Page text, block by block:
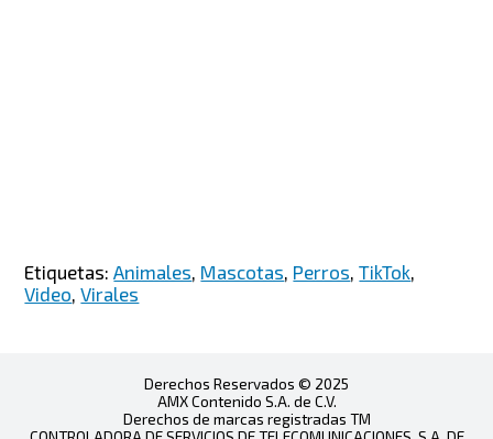
Etiquetas:Animales, Mascotas, Perros,TikTok,
Video,Virales
Derechos Reservados © 2025
AMX Contenido S.A. de C.V.
Derechos de marcas registradas TM